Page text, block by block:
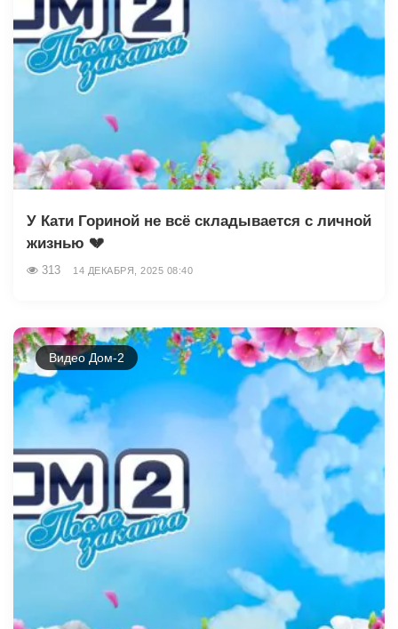
У Кати Гориной не всё складывается с личной
жизнью 💔
313 14 ДЕКАБРЯ, 2025 08:40
Видео Дом-2